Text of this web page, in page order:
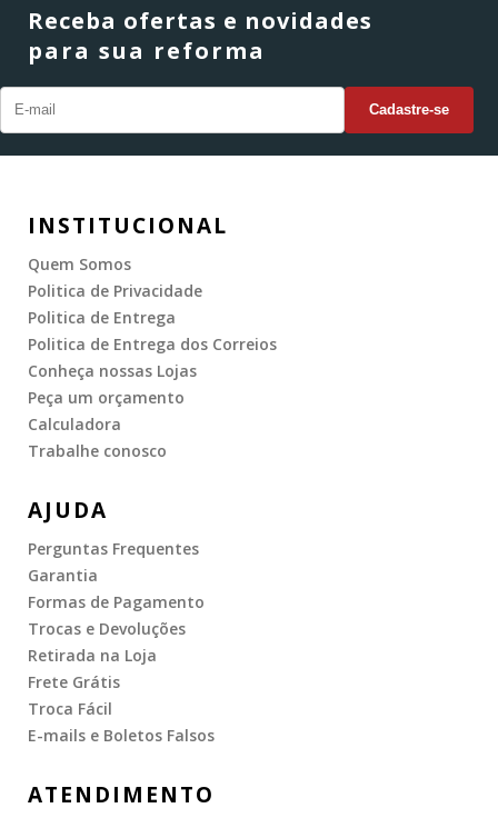
Receba ofertas e novidades
para sua reforma
INSTITUCIONAL
Quem Somos
Politica de Privacidade
Politica de Entrega
Politica de Entrega dos Correios
Conheça nossas Lojas
Peça um orçamento
Calculadora
Trabalhe conosco
AJUDA
Perguntas Frequentes
Garantia
Formas de Pagamento
Trocas e Devoluções
Retirada na Loja
Frete Grátis
Troca Fácil
E-mails e Boletos Falsos
ATENDIMENTO